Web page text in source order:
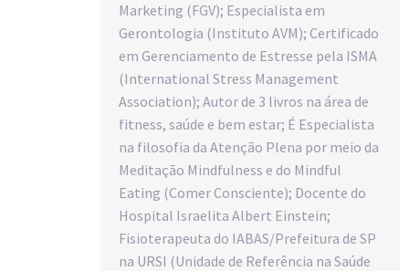
Marketing (FGV); Especialista em
Gerontologia (Instituto AVM); Certificado
em Gerenciamento de Estresse pela ISMA
(International Stress Management
Association); Autor de 3 livros na área de
fitness, saúde e bem estar; É Especialista
na filosofia da Atenção Plena por meio da
Meditação Mindfulness e do Mindful
Eating (Comer Consciente); Docente do
Hospital Israelita Albert Einstein;
Fisioterapeuta do IABAS/Prefeitura de SP
na URSI (Unidade de Referência na Saúde